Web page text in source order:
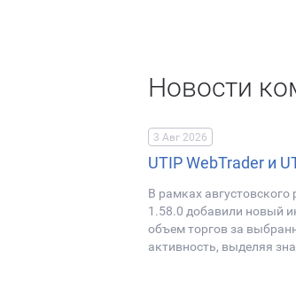
Новости
3 Авг 2026
UTIP WebTrader и
В рамках августовского
1.58.0 добавили новый
объем торгов за
активность, выделяя